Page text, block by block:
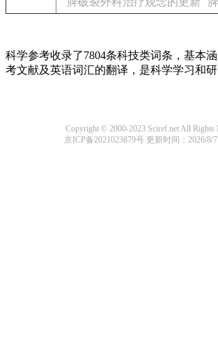
科学参考收录了7804条科技类词条，基本
考文献及英语词汇的翻译，是科学学习和研
Copyright © 2000-2023 Sciref.net All Rights
京ICP备2021023879号更新时间：2026/8/7